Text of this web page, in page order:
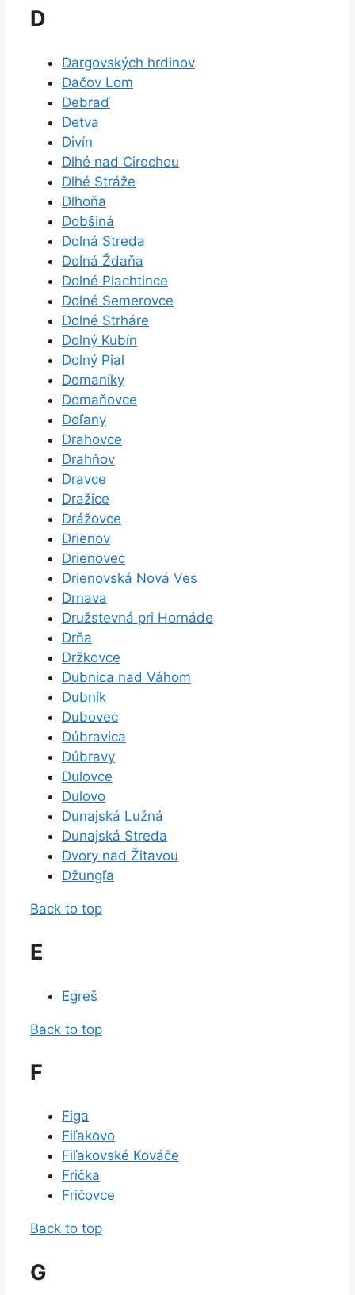
D
Dargovských hrdinov
Dačov Lom
Debraď
Detva
Divín
Dlhé nad Cirochou
Dlhé Stráže
Dlhoňa
Dobšiná
Dolná Streda
Dolná Ždaňa
Dolné Plachtince
Dolné Semerovce
Dolné Strháre
Dolný Kubín
Dolný Pial
Domaníky
Domaňovce
Doľany
Drahovce
Drahňov
Dravce
Dražice
Drážovce
Drienov
Drienovec
Drienovská Nová Ves
Drnava
Družstevná pri Hornáde
Drňa
Držkovce
Dubnica nad Váhom
Dubník
Dubovec
Dúbravica
Dúbravy
Dulovce
Dulovo
Dunajská Lužná
Dunajská Streda
Dvory nad Žitavou
Džungľa
Back to top
E
Egreš
Back to top
F
Figa
Fiľakovo
Fiľakovské Kováče
Frička
Fričovce
Back to top
G